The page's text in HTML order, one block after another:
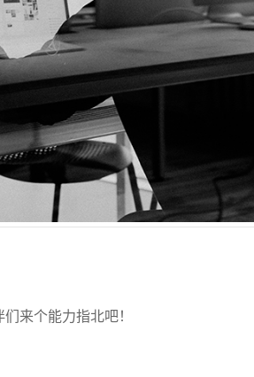
来个能力指北吧！